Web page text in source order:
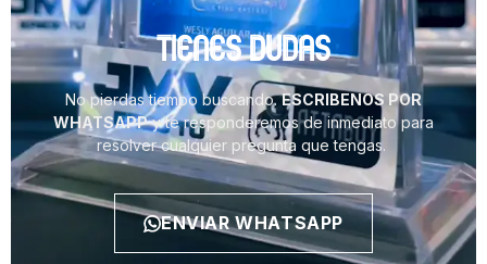
TIENES DUDAS
No pierdas tiempo buscando.ESCRIBENOS POR
WHATSAPPy te responderemos de inmediato para
resolver cualquier pregunta que tengas.
ENVIAR WHATSAPP